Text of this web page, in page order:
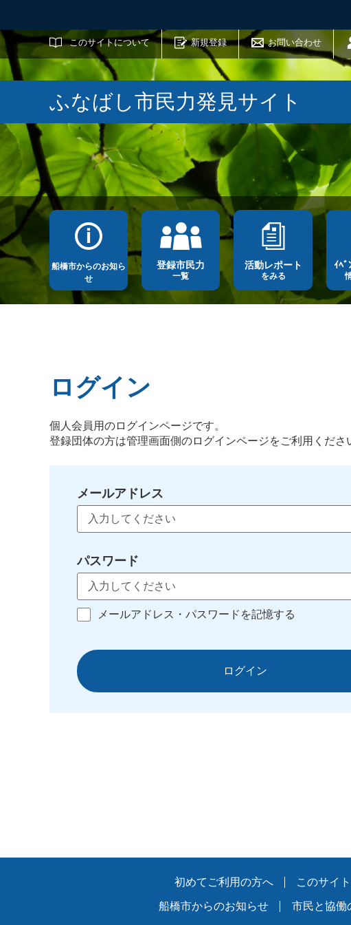
このサイトについて 新規登録 お問い合わせ
サイト内検索
ふなばし市民力発見サイト
船橋市からのお知ら
せ
登録市民力
一覧
活動レポート
をみる
ｲﾍ
ログイン
個人会員用のログインページです。
登録団体の方は管理画面側のログインページをご利用くださ
メールアドレス
パスワード
メールアドレス・パスワードを記憶する
ログイン
初めてご利用の方へ このサイ
船橋市からのお知らせ 市民と協働